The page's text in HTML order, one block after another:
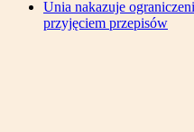
Unia nakazuje
przyjęciem przepisów